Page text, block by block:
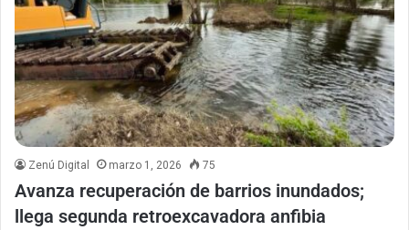
Zenú Digital marzo 1, 2026 75
Avanza recuperación de barrios inundados;
llega segunda retroexcavadora anfibia